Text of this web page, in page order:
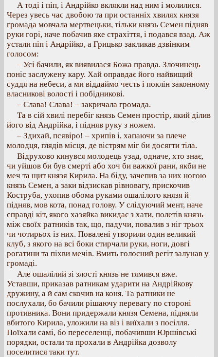
А тоді і піп, і Андрійко вклякли над ним і молилися.
Через увесь час двобою та при останніх хвилях князя
громада мовчала мертвецьки, тільки князь Семен підняв
руки горі, наче побачив яке страхіття, і подався взад. Аж
устали піп і Андрійко, а Грицько закликав дзвінким
голосом:
– Усі бачили, як виявилася Божа правда. Злочинець
поніс заслужену кару. Хай оправдає його найвищий
суддя на небеси, а ми віддаймо честь і поклін законному
власникові волості і побідникові.
– Слава! Слава! – закричала громада.
Та в сій хвилі перебіг князь Семен простір, який ділив
його від Андрійка, і підняв руку з ножем.
– Здихай, псявіро! – хрипів і, хапаючи за плече
молодця, глядів місця, де вістрям міг би досягти тіла.
Відрухово кинувся молодець узад, одначе, хто знає,
чи уйшов би був смерті або хоч би важкої рани, якби не
меч та щит князя Кирила. На біду, зачепив за них ногою
князь Семен, а заки відзискав рівновагу, прискочив
Коструба, ухопив обома руками ошалілого князя й
підняв, мов кота, понад голову. У слідуючий мент, наче
справді кіт, якого хазяйка викидає з хати, полетів князь
між своїх ратників так, що, падучи, повалив з ніг трьох
чи чотирьох із них. Повалені утворили один великий
клуб, з якого на всі боки стирчали руки, ноги, довгі
рогатини та піхви мечів. Вмить голосний регіт залунав у
громаді.
Але ошалілий зі злості князь не тямився вже.
Уставши, приказав ратникам ударити на Андрійкову
дружину, а й сам скочив на коня. Та ратники не
послухали, бо бачили рішаючу перевагу по стороні
противника. Вони придержали князя Семена, підняли
вбитого Кирила, уложили на віз і виїхали з посілля.
Поїхали самі, бо переселенці, побачивши Юршівські
порядки, остали та прохали в Андрійка дозволу
поселитися таки тут.